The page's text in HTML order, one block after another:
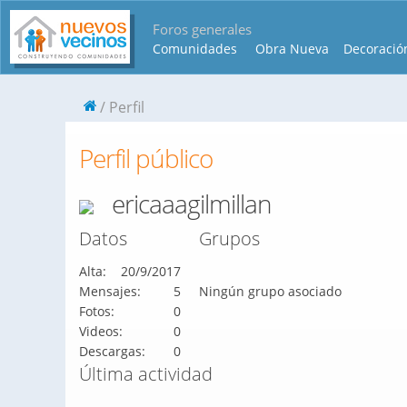
Foros generales
Comunidades Obra Nueva
Perfil
Perfil público
ericaaagilmillan
Datos
Alta:
20/9/2017
Mensajes:
5
Fotos:
0
Videos:
0
Descargas:
0
Grupos
Ningún grupo asociado
Última actividad